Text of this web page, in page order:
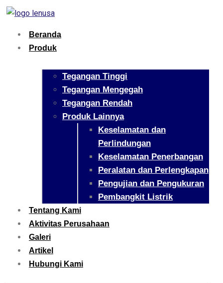
Beranda
Produk
Tegangan Tinggi
Tegangan Mengegah
Tegangan Rendah
Produk Lainnya
Keselamatan dan
Perlindungan
Keselamatan Penerbangan
Peralatan dan Perlengkapan
Pengujian dan Pengukuran
Pembangkit Listrik
Tentang Kami
Aktivitas Perusahaan
Galeri
Artikel
Hubungi Kami